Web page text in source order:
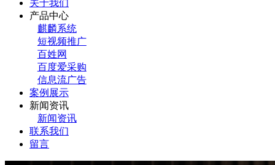
关于我们
产品中心
麒麟系统
短视频推广
百姓网
百度爱采购
信息流广告
案例展示
新闻资讯
新闻资讯
联系我们
留言